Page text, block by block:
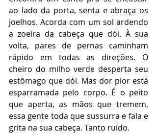
ao lado da porta, senta e abraça os
joelhos. Acorda com um sol ardendo
a zoeira da cabeça que dói. À sua
volta, pares de pernas caminham
rápido em todas as direções. O
cheiro do milho verde desperta seu
estômago que dói. Mas dor pior está
esparramada pelo corpo. É o peito
que aperta, as mãos que tremem,
essa gente toda que sussurra e fala e
grita na sua cabeça. Tanto ruído.